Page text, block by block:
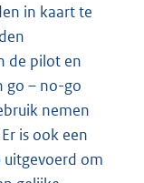
in kaart te
de pilot en
go – no-go
nemen
is ook een
uitgevoerd om